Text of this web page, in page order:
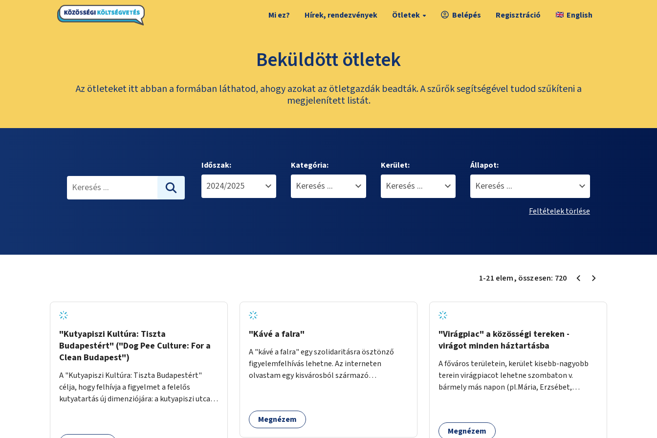
Mi ez? Hírek, rendezvények Ötletek Belépés Regisztráció English
Beküldött ötletek
Az ötleteket itt abban a formában láthatod, ahogy azokat az ötletgazdák beadták. A szűrők segítségével tudod szűkíteni a
megjelenített listát.
Időszak: Kategória: Kerület: Állapot:
Feltételek törlése
1-21 elem, összesen: 720
"Kutyapiszi Kultúra: Tiszta
Budapestért" ("Dog Pee Culture: For a
Clean Budapest")
A "Kutyapiszi Kultúra: Tiszta Budapestért"
célja, hogy felhívja a figyelmet a felelős
kutyatartás új dimenziójára: a kutyapiszi utcai
hogy séta közben, amikor kedvencük a járdára
"Kávé a falra"
A "kávé a falra" egy szolidaritásra ösztönző
figyelemfelhívás lehetne. Az interneten
olvastam egy kisvárosból származó
dolgozói a falra. Ha egy arra rászoruló betért, a
falról ingyenesen megkaphatta a már
Megnézem
"Virágpiac" a közösségi tereken -
virágot minden háztartásba
A főváros területein, kerület kisebb-nagyobb
terein virágpiacot lehetne szombaton v.
bármely más napon (pl.Mária, Erzsébet,
helyeket, 50-150nm vagy afeletti területet (ha
sokakat érdekelne). Névleges összeget fizetne
Megnézem